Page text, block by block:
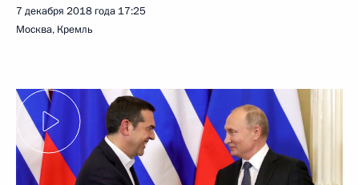
7 декабря 2018 года 17:25
Москва, Кремль